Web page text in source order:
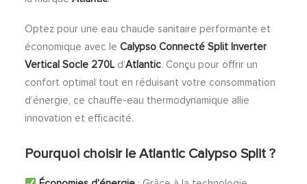
Optez pour une eau chaude sanitaire performante et
économique avec le Calypso Connecté Split Inverter
Vertical Socle 270Ld’Atlantic. Conçu pour offrir un
confort optimal tout en réduisant votre consommation
d’énergie, ce chauffe-eau thermodynamique allie
innovation et efficacité.
Pourquoi choisir le Atlantic Calypso Split ?